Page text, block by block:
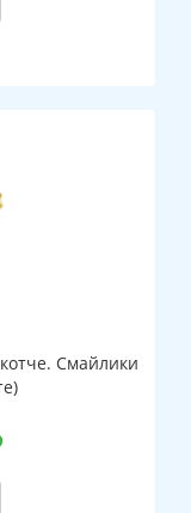
Смайлики